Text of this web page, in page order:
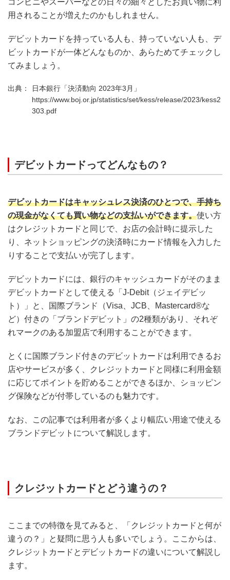
用されることが増えたのかもしれません。
デビットカードを持っている人も、持っていない人も、デ
ビットカードが一体どんなものか、あらためてチェックし
てみましょう。
日本銀行「決済動向 2023年3月」
https://www.boj.or.jp/statistics/set/kess/release/2023/kess2
303.pdf
デビットカードってどんなもの？
デビットカードはキャッシュレス決済のひとつで、手持ち
の現金がなくても買い物などの支払いができます。使い方
はクレジットカードと同じで、お店の会計時に提示した
り、ネットショッピングの決済時にカード情報を入力した
りすることで支払いが完了します。
デビットカードには、銀行のキャッシュカードがそのまま
デビットカードとして使える「J-Debit（ジェイデビッ
ト）」と、国際ブランド（Visa、JCB、Mastercard®な
ど）付きの「ブランドデビット」の2種類があり、それぞ
れマークのある加盟店で利用することができます。
とくに国際ブランド付きのデビットカードは利用できるお
店やサービスが多く、クレジットカードと同様に利用金額
に応じてポイントを貯めることができるほか、ショッピン
グ保険などが付帯しているのも魅力です。
なお、この記事では利用者が多くより幅広い用途で使える
ブランドデビットについて解説します。
クレジットカードとどう違うの？
ここまでの特徴を見てみると、「クレジットカードと何が
違うの？」と疑問に思う人も多いでしょう。ここからは、
クレジットカードとデビットカードの違いについて解説し
ます。